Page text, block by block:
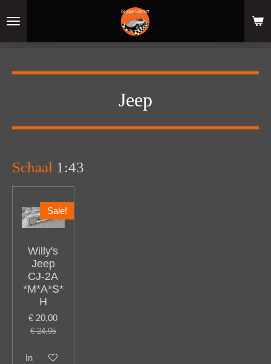
direct
naar
hoofdinhoud
Jeep
Schaal 1:43
Sale!
Willy's
Jeep
CJ-2A
*M*A*S*
H
€ 20,00
€ 24,95
In winkelwagen